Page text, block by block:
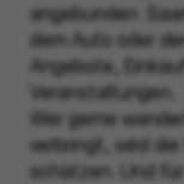
angebunden.
dem Auto oder
Angebote,
Veranstaltungen.
Wer gerne
verbringt, wird
schätzen. Und